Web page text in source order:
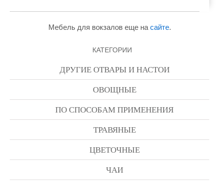
Мебель для вокзалов еще на сайте.
КАТЕГОРИИ
ДРУГИЕ ОТВАРЫ И НАСТОИ
ОВОЩНЫЕ
ПО СПОСОБАМ ПРИМЕНЕНИЯ
ТРАВЯНЫЕ
ЦВЕТОЧНЫЕ
ЧАИ